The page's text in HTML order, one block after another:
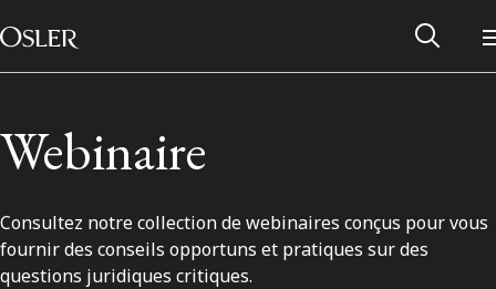
Passer au contenu
Main Navigation
Webinaire
Consultez notre collection de webinaires conçus pour vous
fournir des conseils opportuns et pratiques sur des
questions juridiques critiques.